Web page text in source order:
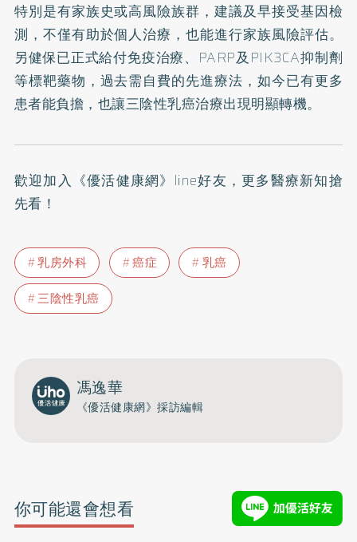
特別是有家族史或高風險族群，建議及早接受基因檢
測，不僅有助於個人治療，也能進行家族風險評估。
另健保已正式給付免疫治療、PARP及PIK3CA抑制劑
等標靶藥物，過去需自費的先進療法，如今已有更多
患者能負擔，也讓三陰性乳癌治療出現明顯轉機。
歡迎加入 《優活健康網》line好友 ，更多醫療新知搶
先看！
乳房外科 癌症
乳癌
三陰性乳癌
馮逸華
《優活健康網》採訪編輯
你可能還會想看